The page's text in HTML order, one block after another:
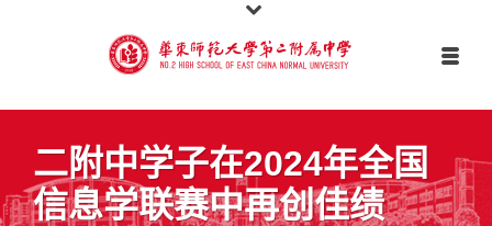
二附中学子在2024年全国
信息学联赛中再创佳绩